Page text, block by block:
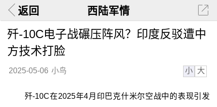
返回 西陆军情
歼-10C电子战碾压阵风？印度反驳遭中
方技术打脸
2025-05-06 小鸟 小 大
歼-10C在2025年4月印巴克什米尔空战中的表现引发